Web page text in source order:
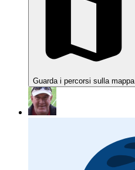
Guarda i percorsi sulla mappa